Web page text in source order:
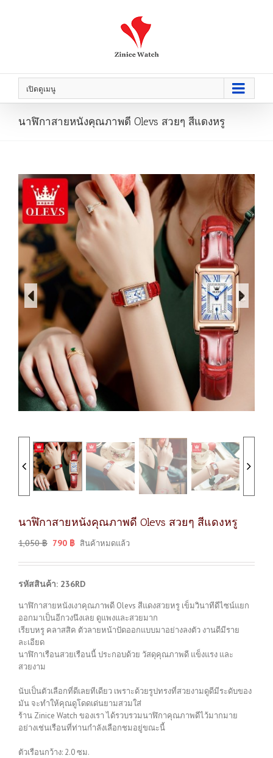
เปิดดูเมนู
นาฬิกาสายหนังคุณภาพดี Olevs สวยๆ สีแดงหรู
นาฬิกาสายหนังคุณภาพดี Olevs สวยๆ สีแดงหรู
1,050฿ 790 ฿ สินค้าหมดแล้ว
รหัสสินค้า: 236RD
นาฬิกาสายหนังเงาคุณภาพดี Olevs สีแดงสวยหรู เข็มวินาทีดีไซน์แยก
ออกมาเป็นอีกวงนึงเลย ดูแพงและสวยมาก
เรียบหรู คลาสสิค ตัวลายหน้าปัดออกแบบมาอย่างลงตัว งานดีมีราย
ละเอียด
นาฬิกาเรือนสวยเรือนนี้ ประกอบด้วย วัสดุคุณภาพดี แข็งแรง และ
สวยงาม
นับเป็นตัวเลือกที่ดีเลยทีเดียว เพราะด้วยรูปทรงที่สวยงามดูดีมีระดับของ
มัน จะทำให้คุณดูโดดเด่นยามสวมใส่
ร้าน Zinice Watch ของเรา ได้รวบรวมนาฬิกาคุณภาพดีไว้มากมาย
อย่างเช่นเรือนที่ท่านกำลังเลือกชมอยู่ขณะนี้
ตัวเรือนกว้าง: 2.0 ซม.